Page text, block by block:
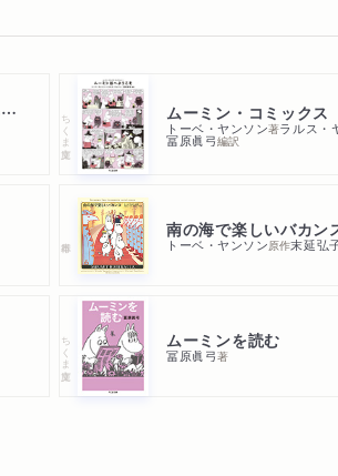
ムーミン・コミックス 全１４巻セット ちくま文庫 トーベ・ヤンソン著ラルス・
冨原眞弓編訳
南の海で楽しいバカン
トーベ・ヤンソン原作末延弘
ちくま文庫 ムーミンを読む
冨原眞弓著